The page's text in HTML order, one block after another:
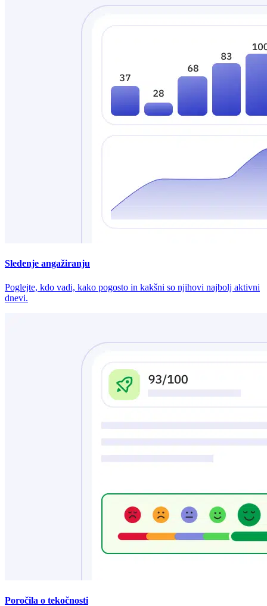
Sledenje angažiranju
Poglejte, kdo vadi, kako pogosto in kakšni so njihovi najbolj aktivni
dnevi.
Poročila o tekočnosti